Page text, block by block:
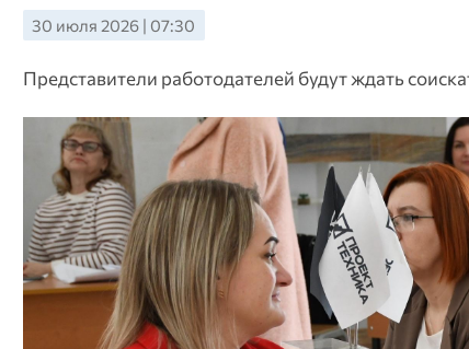
30 июля 2026 | 07:30
Представители работодателей будут ждать